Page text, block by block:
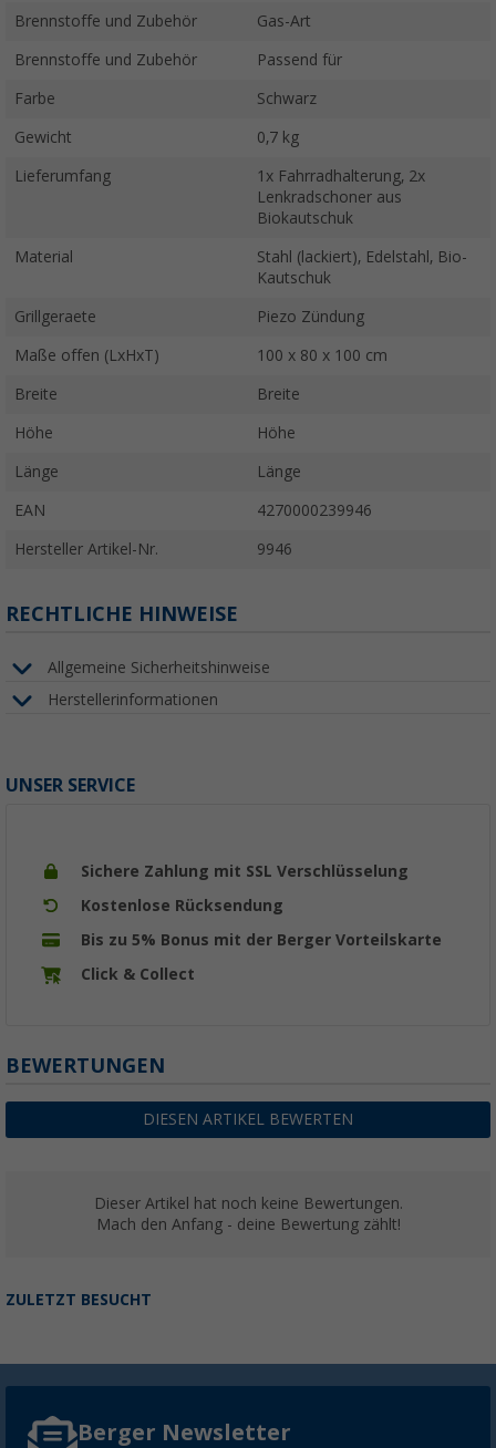
Brennstoffe und Zubehör Gas-Art
Brennstoffe und Zubehör Passend für
Farbe Schwarz
Gewicht 0,7 kg
Lieferumfang
1x Fahrradhalterung, 2x
Lenkradschoner aus
Biokautschuk
Material
Stahl (lackiert), Edelstahl, Bio-
Kautschuk
Grillgeraete Piezo Zündung
Maße offen (LxHxT) 100 x 80 x 100 cm
Breite Breite
Höhe Höhe
Länge Länge
EAN 4270000239946
Hersteller Artikel-Nr. 9946
RECHTLICHE HINWEISE
Allgemeine Sicherheitshinweise
Herstellerinformationen
UNSER SERVICE
Sichere Zahlung mit SSL Verschlüsselung
Kostenlose Rücksendung
Bis zu 5% Bonus mit der Berger Vorteilskarte
Click & Collect
BEWERTUNGEN
DIESEN ARTIKEL BEWERTEN
Dieser Artikel hat noch keine Bewertungen.
Mach den Anfang - deine Bewertung zählt!
ZULETZT BESUCHT
Berger Newsletter